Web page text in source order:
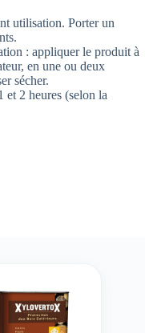
utilisation. Porter un
: appliquer le produit à
en une ou deux
sécher.
et 2 heures (selon la